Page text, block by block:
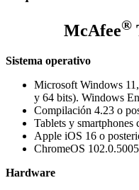
McAfee®
Sistema operativo
Microsoft Windows
y 64 bits). Windows
Compilación 4.23 o
Tablets y
Apple iOS 16 o
ChromeOS
Hardware